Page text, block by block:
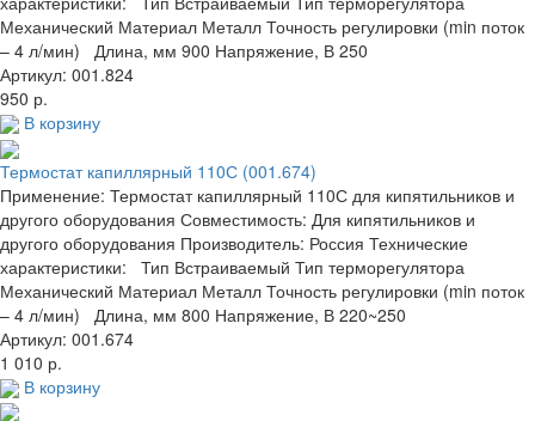
Механический Материал Металл Точность регулировки (min поток
– 4 л/мин) Длина, мм 900 Напряжение, В 250
Артикул: 001.824
950 р.
В корзину
Термостат капиллярный 110С (001.674)
Применение: Термостат капиллярный 110С для кипятильников и
другого оборудования Совместимость: Для кипятильников и
другого оборудования Производитель: Россия Технические
характеристики: Тип Встраиваемый Тип терморегулятора
Механический Материал Металл Точность регулировки (min поток
– 4 л/мин) Длина, мм 800 Напряжение, В 220~250
Артикул: 001.674
1 010 р.
В корзину